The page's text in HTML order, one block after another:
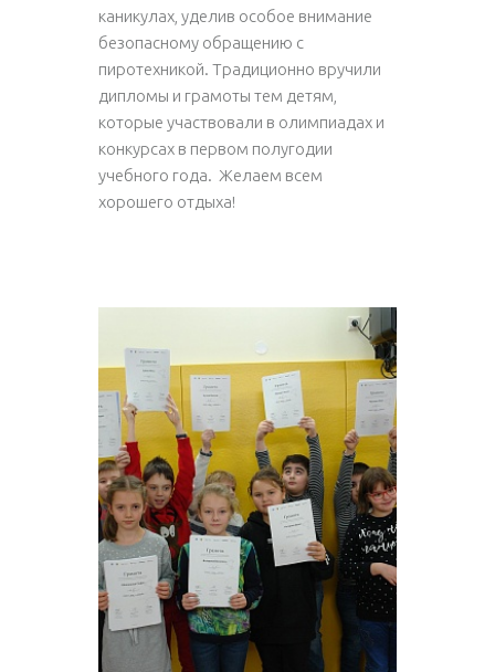
каникулах, уделив особое внимание
безопасному обращению с
пиротехникой. Традиционно вручили
дипломы и грамоты тем детям,
которые участвовали в олимпиадах и
конкурсах в первом полугодии
учебного года. Желаем всем
хорошего отдыха!